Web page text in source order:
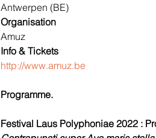
Antwerpen (BE)
Organisation
Amuz
Info & Tickets
http://www.amuz.be
Programme.
Festival Laus Polyphoniae 2022 :